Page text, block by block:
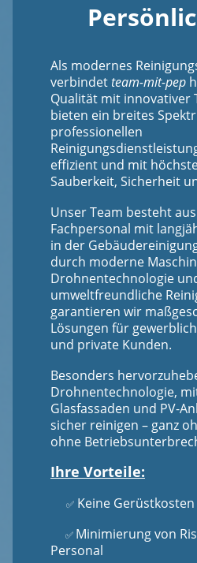
Als modernes
verbindetteam-mit-pep
Qualität mit innovativer
bieten ein breites
professionellen
effizient und mit
Sauberkeit, Sicherheit
Unser Team besteht
Fachpersonal mit
in der
durch moderne
Drohnentechnologie
umweltfreundliche
garantieren wir
Lösungen für
und private Kunden.
Besonders
Drohnentechnologie,
Glasfassaden und PV-
sicher reinigen – ganz
ohne
Ihre Vorteile:
✅ Keine Gerüstkosten
✅ Minimierung von
Personal